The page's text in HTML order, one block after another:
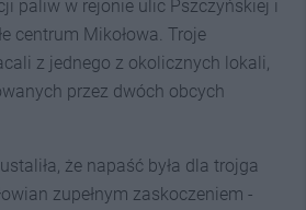
paliw w rejonie ulic Pszczyńskiej i
centrum Mikołowa. Troje
z jednego z okolicznych lokali,
przez dwóch obcych
że napaść była dla trojga
zupełnym zaskoczeniem -